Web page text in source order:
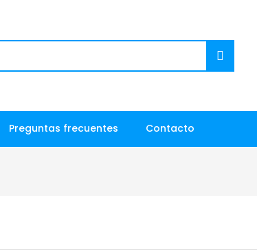
Preguntas frecuentes Contacto